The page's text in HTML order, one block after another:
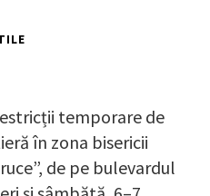
temporare de
în zona bisericii
de pe bulevardul